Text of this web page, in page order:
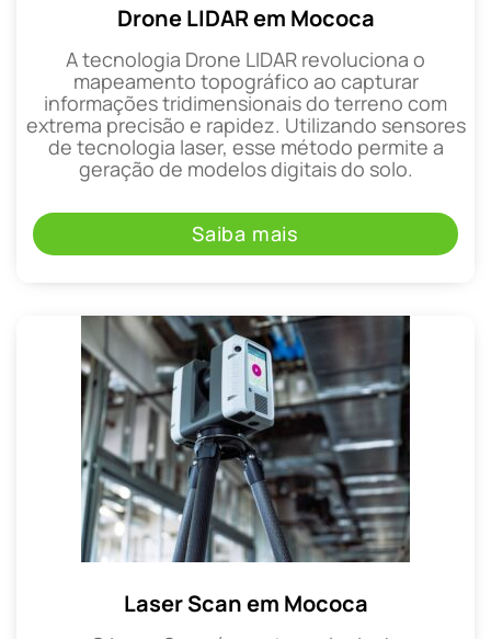
Drone LIDAR em Mococa
A tecnologia Drone LIDAR revoluciona o
mapeamento topográfico ao capturar
informações tridimensionais do terreno com
extrema precisão e rapidez. Utilizando sensores
de tecnologia laser, esse método permite a
geração de modelos digitais do solo.
Saiba mais
Laser Scan em Mococa